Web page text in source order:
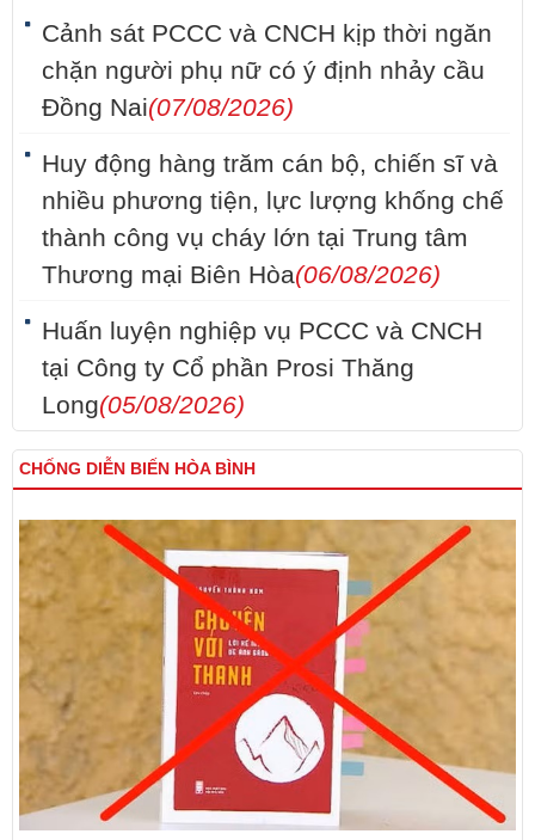
Cảnh sát PCCC và CNCH kịp thời ngăn
chặn người phụ nữ có ý định nhảy cầu
Đồng Nai(07/08/2026)
Huy động hàng trăm cán bộ, chiến sĩ và
nhiều phương tiện, lực lượng khống chế
thành công vụ cháy lớn tại Trung tâm
Thương mại Biên Hòa(06/08/2026)
Huấn luyện nghiệp vụ PCCC và CNCH
tại Công ty Cổ phần Prosi Thăng
Long(05/08/2026)
CHỐNG DIỄN BIẾN HÒA BÌNH